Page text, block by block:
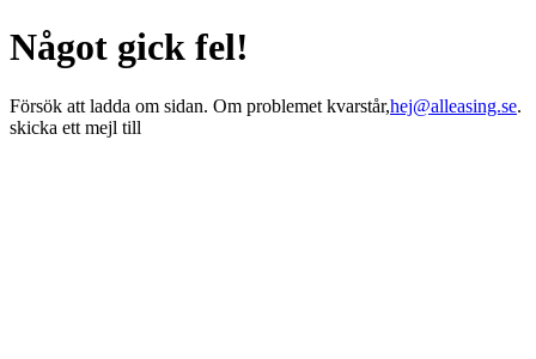
Något gick fel!
Försök att ladda om sidan. Om problemet kvarstår,hej@alleasing.se.
skicka ett mejl till